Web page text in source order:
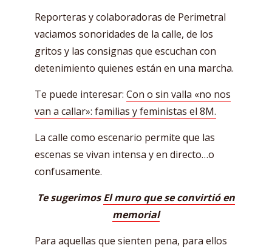
Reporteras y colaboradoras de Perimetral
vaciamos sonoridades de la calle, de los
gritos y las consignas que escuchan con
detenimiento quienes están en una marcha.
Te puede interesar: Con o sin valla «no nos
van a callar»: familias y feministas el 8M.
La calle como escenario permite que las
escenas se vivan intensa y en directo…o
confusamente.
Te sugerimosEl muro que se convirtió en
memorial
Para aquellas que sienten pena, para ellos